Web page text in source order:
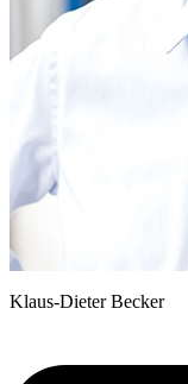
Klaus-Dieter Becker